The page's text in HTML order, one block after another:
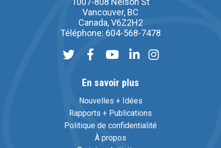
Vancouver, BC
Canada, V6Z2H2
Téléphone: 604-568-7478
En savoir plus
Nouvelles + Idées
Rapports + Publications
Politique de confidentialité
À propos